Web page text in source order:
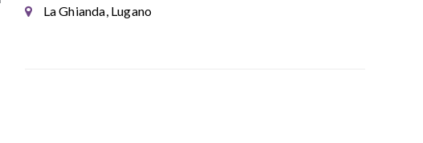
La Ghianda, Lugano